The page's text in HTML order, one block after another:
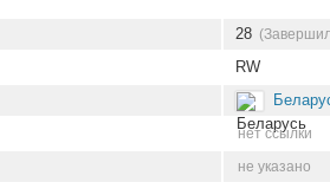
28
RW
нет ссылки
не указано